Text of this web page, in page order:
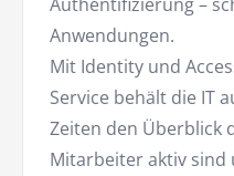
Anwendungen.
Mit Identity und
Service behält die IT
Zeiten den Überblick
Mitarbeiter aktiv sind